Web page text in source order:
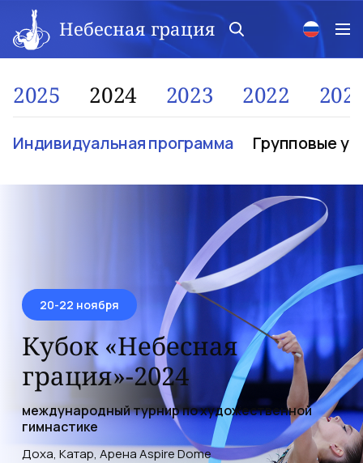
Небесная грация
2025 2024 2023 2022
Индивидуальная программа Групповые
20-22 ноября
Кубок «Небесная
грация»-2024
международный турнир по художественной
гимнастике
Доха, Катар, Арена Aspire Dome